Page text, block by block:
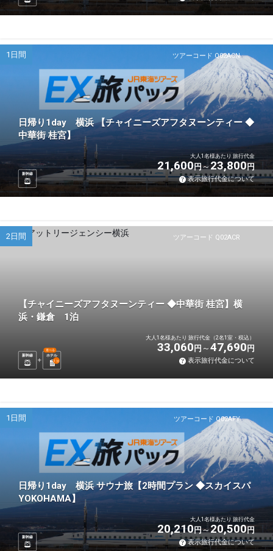
ツアーコード Q02ACN
1日間
日帰り1day 横浜 【チャイニーズアフタヌーンティー ◆
中華街 桂宮】
新幹線
大人1名様あたり 旅行代金
21,600円 23,800円
表示旅行代金について
ツアーコード Q02ACR
2日間
【チャイニーズアフタヌーンティー ◆中華街 桂宮】横
浜・鎌倉 1泊
新幹線 ホテル
選べる
1 泊
大人1名様あたり 旅行代金（2名1室・税込）
33,060 円 47,690 円
表示旅行代金について
ツアーコード Q02AFY
1日間
日帰り1day 横浜 サウナ旅【2時間プラン ◆スカイスパ
YOKOHAMA】
新幹線
大人1名様あたり 旅行代金
20,210円 20,500円
表示旅行代金について